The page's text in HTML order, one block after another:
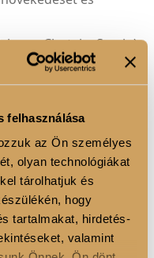
felhasználása
az Ön személyes
olyan technológiákat
tárolhatjuk és
hogy
tartalmakat, hirdetés-
valamint
Cisztein, Szerin)
és megelőzi a
téve a
luxusát
PARIS - GLOSS
terméket a